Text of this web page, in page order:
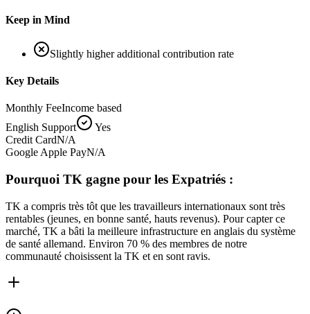
Keep in Mind
Slightly higher additional contribution rate
Key Details
Monthly FeeIncome based
English Support
Yes
Credit CardN/A
Google Apple PayN/A
Pourquoi TK gagne pour les Expatriés :
TK a compris très tôt que les travailleurs internationaux sont très
rentables (jeunes, en bonne santé, hauts revenus). Pour capter ce
marché, TK a bâti la meilleure infrastructure en anglais du système
de santé allemand. Environ 70 % des membres de notre
communauté choisissent la TK et en sont ravis.